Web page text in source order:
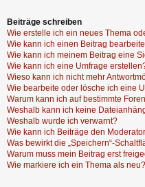
Beiträge schreiben
Wie erstelle ich ein neues Thema
Wie kann ich einen Beitrag
Wie kann ich meinem Beitrag eine
Wie kann ich eine Umfrage
Wieso kann ich nicht mehr
Wie bearbeite oder lösche ich eine
Warum kann ich auf bestimmte
Weshalb kann ich keine
Weshalb wurde ich verwarnt?
Wie kann ich Beiträge den
Was bewirkt die „Speichern“-
Warum muss mein Beitrag erst
Wie markiere ich ein Thema als neu?